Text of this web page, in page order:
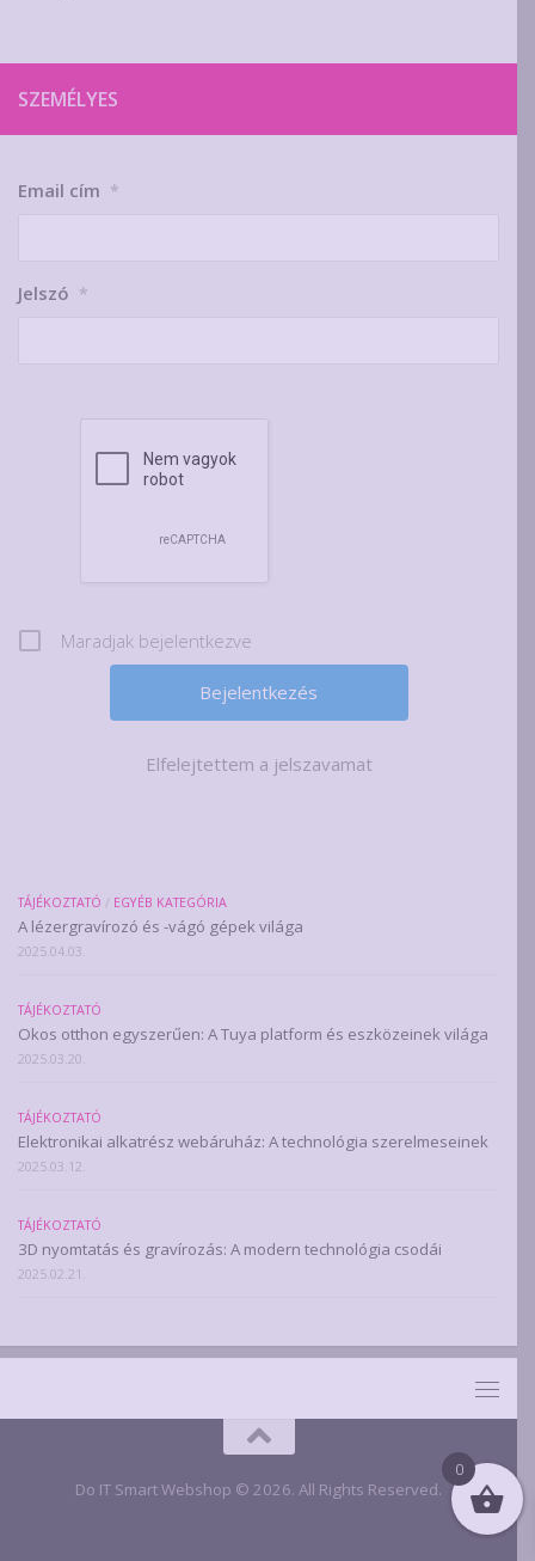
SZEMÉLYES
Email cím *
Jelszó *
Maradjak bejelentkezve
Elfelejtettem a jelszavamat
TÁJÉKOZTATÓ / EGYÉB KATEGÓRIA
A lézergravírozó és -vágó gépek világa
2025.04.03.
TÁJÉKOZTATÓ
Okos otthon egyszerűen: A Tuya platform és eszközeinek világa
2025.03.20.
TÁJÉKOZTATÓ
Elektronikai alkatrész webáruház: A technológia szerelmeseinek
2025.03.12.
TÁJÉKOZTATÓ
3D nyomtatás és gravírozás: A modern technológia csodái
2025.02.21.
Do IT Smart Webshop © 2026. All Rights Reserved.
0